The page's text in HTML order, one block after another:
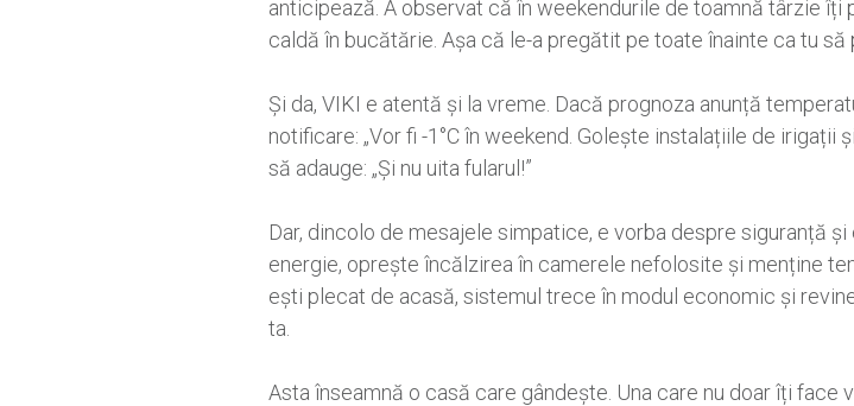
anticipează. A observat că în weekendurile de toamnă târzie îți
caldă în bucătărie. Așa că le-a pregătit pe toate înainte ca tu să
Și da, VIKI e atentă și la vreme. Dacă prognoza anunță
notificare: „Vor fi -1°C în weekend. Golește instalațiile de
să adauge: „Și nu uita fularul!”
Dar, dincolo de mesajele simpatice, e vorba despre siguranță
energie, oprește încălzirea în camerele nefolosite și menține
ești plecat de acasă, sistemul trece în modul economic și
ta.
Asta înseamnă o casă care gândește. Una care nu doar îți face